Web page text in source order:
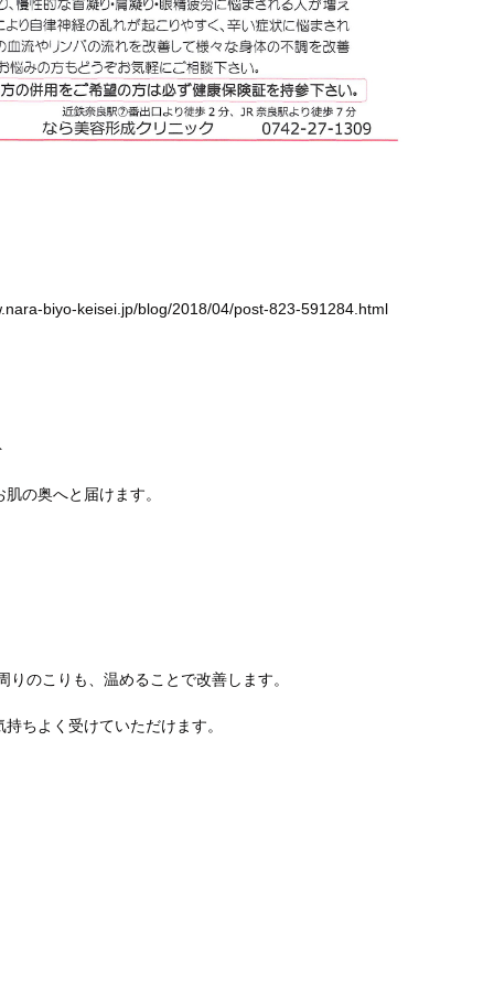
biyo-keisei.jp/blog/2018/04/post-823-591284.html
の奥へと届けます。
のこりも、温めることで改善します。
ちよく受けていただけます。